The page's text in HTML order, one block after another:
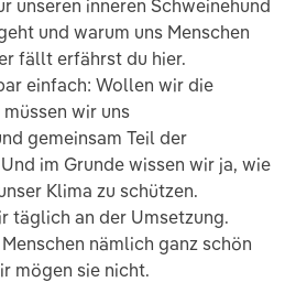
unseren inneren Schweinehund
und warum uns Menschen
fällt erfährst du hier.
einfach: Wollen wir die
wir uns
gemeinsam Teil der
im Grunde wissen wir ja, wie
Klima zu schützen.
täglich an der Umsetzung.
nämlich ganz schön
mögen sie nicht.